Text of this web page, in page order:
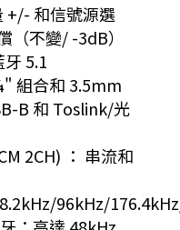
+/- 和信號源選
（不變/ -3dB）
5.1
組合和 3.5mm
B 和 Toslink/光
2CH) ： 串流和
96kHz/